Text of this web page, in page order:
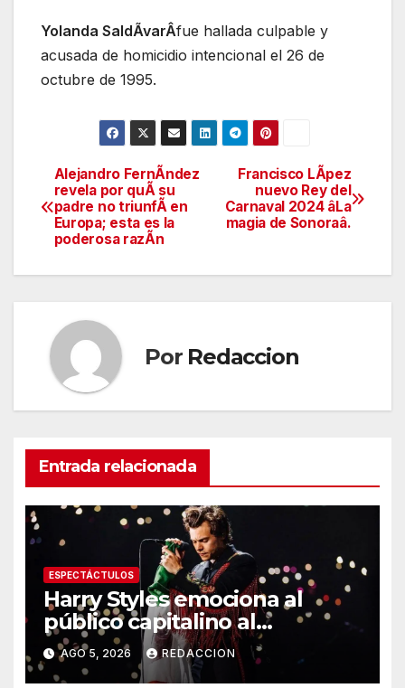
Yolanda SaldÃvarÂfue hallada culpable y
acusada de homicidio intencional el 26 de
octubre de 1995.
Navegación
de
entradas
Francisco LÃpez
nuevo Rey del
Carnaval 2024 âLa
magia de Sonoraâ.
Alejandro FernÃndez
revela por quÃ su
padre no triunfÃ en
Europa; esta es la
poderosa razÃn
Por Redaccion
Entrada relacionada
ESPECTÁCTULOS
Harry Styles emociona al
público capitalino al
interpretar “Cielito Lindo” en
su tercer concierto en la
AGO 5, 2026 REDACCION